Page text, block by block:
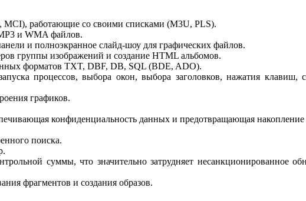
MCI), работающие со своими списками (M3U, PLS).
и WMA файлов.
и полноэкранное слайд-шоу для графических файлов.
группы изображений и создание HTML альбомов.
форматов TXT, DBF, DB, SQL (BDE, ADO).
процессов, выбора окон, выбора заголовков, нажатия клавиш,
графиков.
конфиденциальность данных и предотвращающая накопление
поиска.
суммы, что значительно затрудняет несанкционированное
фрагментов и создания образов.